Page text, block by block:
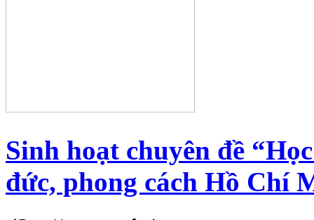
Sinh hoạt chuyên đề
đức, phong cách Hồ Chí